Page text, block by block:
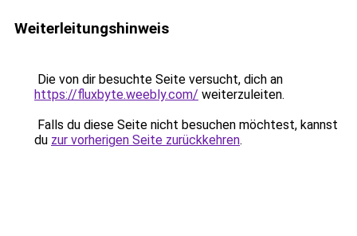
Weiterleitungshinweis
Die von dir besuchte Seite versucht, dich an
https://fluxbyte.weebly.com/ weiterzuleiten.
Falls du diese Seite nicht besuchen möchtest, kannst
du zur vorherigen Seite zurückkehren.